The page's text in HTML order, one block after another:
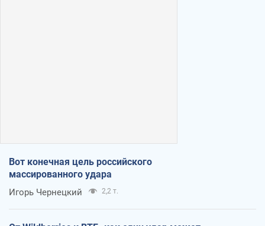
Вот конечная цель российского
массированного удара
Игорь Чернецкий 2,2 т.